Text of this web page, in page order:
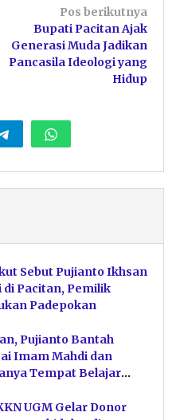
Pos berikutnya
Bupati Pacitan Ajak
Generasi Muda Jadikan
Pancasila Ideologi yang
Hidup
Sebut Pujianto Ikhsan
Pacitan, Pemilik
Padepokan
Pujianto Bantah
Imam Mahdi dan
Tempat Belajar
UGM Gelar Donor